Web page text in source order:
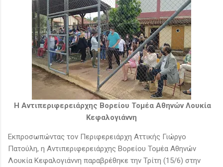
H Αντιπεριφερειάρχης Βορείου Τομέα Αθηνών Λουκία
Κεφαλογιάννη
Εκπροσωπώντας τον Περιφερειάρχη Αττικής Γιώργο
Πατούλη, η Αντιπεριφερειάρχης Βορείου Τομέα Αθηνών
Λουκία Κεφαλογιάννη παραβρέθηκε την Τρίτη (15/6) στην